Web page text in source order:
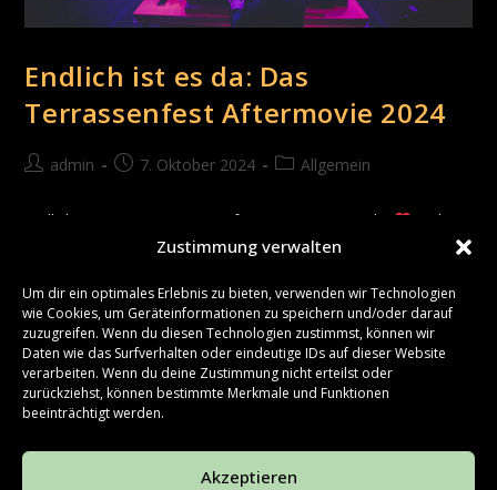
Zustimmung verwalten
Um dir ein optimales Erlebnis zu bieten, verwenden wir Technologien
wie Cookies, um Geräteinformationen zu speichern und/oder darauf
zuzugreifen. Wenn du diesen Technologien zustimmst, können wir
Daten wie das Surfverhalten oder eindeutige IDs auf dieser Website
verarbeiten. Wenn du deine Zustimmung nicht erteilst oder
zurückziehst, können bestimmte Merkmale und Funktionen
beeinträchtigt werden.
Akzeptieren
Endlich ist es da: Das
Terrassenfest Aftermovie 2024
admin 7. Oktober 2024 Allgemein
Endlich ist es soweit! Unser Aftermovie 2024 ist da!
Auch in
diesem Jahr habt ihr euch von der Aprilkälte nicht unterkriegen
Weiterlesen
1 2